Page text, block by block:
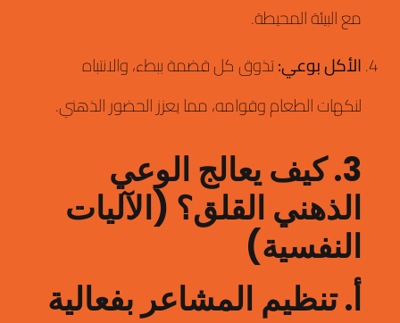
مع البيئة المحيطة.
الأكل بوعي:تذوق كل قضمة ببطء، والانتباه
لنكهات الطعام وقوامه، مما يعزز الحضور الذهني.
3. كيف يعالج الوعي
الذهني القلق؟ (الآليات
النفسية)
أ. تنظيم المشاعر بفعالية